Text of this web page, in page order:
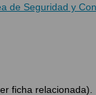
de Seguridad y
ficha relacionada).